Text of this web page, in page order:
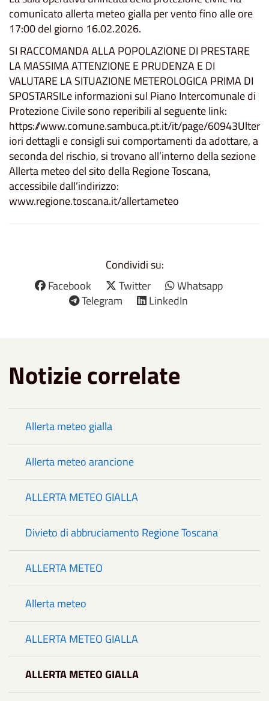
comunicato allerta meteo gialla per vento fino alle ore
17:00 del giorno 16.02.2026.
SI RACCOMANDA ALLA POPOLAZIONE DI PRESTARE
LA MASSIMA ATTENZIONE E PRUDENZA E DI
VALUTARE LA SITUAZIONE METEROLOGICA PRIMA DI
SPOSTARSILe informazioni sul Piano Intercomunale di
Protezione Civile sono reperibili al seguente link:
https://www.comune.sambuca.pt.it/it/page/60943Ulter
iori dettagli e consigli sui comportamenti da adottare, a
seconda del rischio, si trovano all’interno della sezione
Allerta meteo del sito della Regione Toscana,
accessibile dall’indirizzo:
www.regione.toscana.it/allertameteo
Condividi su:
Facebook
Twitter
Whatsapp
Telegram
LinkedIn
Notizie correlate
Allerta meteo gialla
Allerta meteo arancione
ALLERTA METEO GIALLA
Divieto di abbruciamento Regione Toscana
ALLERTA METEO
Allerta meteo
ALLERTA METEO GIALLA
ALLERTA METEO GIALLA